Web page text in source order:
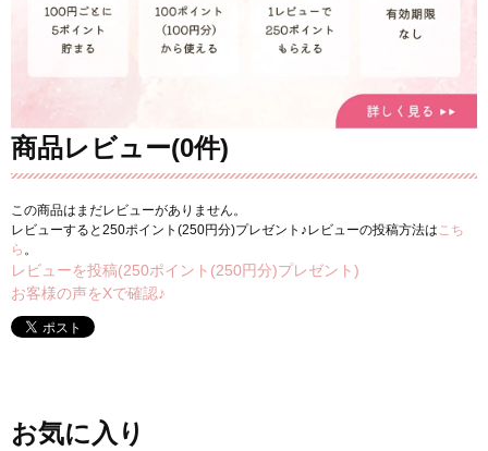
商品レビュー(0件)
この商品はまだレビューがありません。
レビューすると250ポイント(250円分)プレゼント♪レビューの投稿方法は こち
ら 。
レビューを投稿(250ポイント(250円分)プレゼント)
お客様の声をXで確認♪
お気に入り